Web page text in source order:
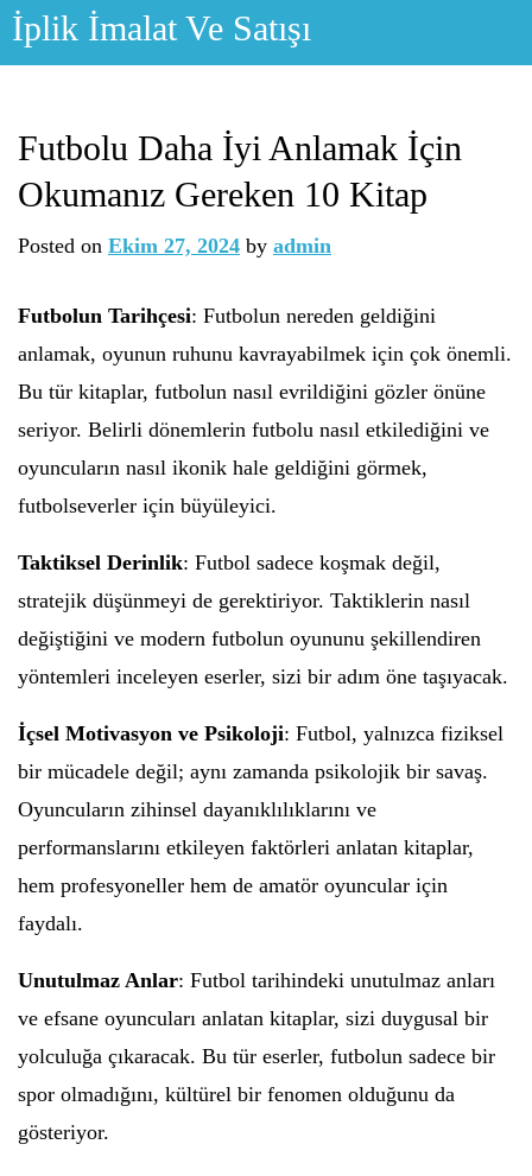
Skip
İplik İmalat Ve Satışı
Futbolu Daha İyi Anlamak İçin
Okumanız Gereken 10 Kitap
Posted on Ekim 27, 2024 by admin
Futbolun Tarihçesi: Futbolun nereden geldiğini
anlamak, oyunun ruhunu kavrayabilmek için çok önemli.
Bu tür kitaplar, futbolun nasıl evrildiğini gözler önüne
seriyor. Belirli dönemlerin futbolu nasıl etkilediğini ve
oyuncuların nasıl ikonik hale geldiğini görmek,
futbolseverler için büyüleyici.
Taktiksel Derinlik: Futbol sadece koşmak değil,
stratejik düşünmeyi de gerektiriyor. Taktiklerin nasıl
değiştiğini ve modern futbolun oyununu şekillendiren
yöntemleri inceleyen eserler, sizi bir adım öne taşıyacak.
İçsel Motivasyon ve Psikoloji: Futbol, yalnızca fiziksel
bir mücadele değil; aynı zamanda psikolojik bir savaş.
Oyuncuların zihinsel dayanıklılıklarını ve
performanslarını etkileyen faktörleri anlatan kitaplar,
hem profesyoneller hem de amatör oyuncular için
faydalı.
Unutulmaz Anlar: Futbol tarihindeki unutulmaz anları
ve efsane oyuncuları anlatan kitaplar, sizi duygusal bir
yolculuğa çıkaracak. Bu tür eserler, futbolun sadece bir
spor olmadığını, kültürel bir fenomen olduğunu da
gösteriyor.